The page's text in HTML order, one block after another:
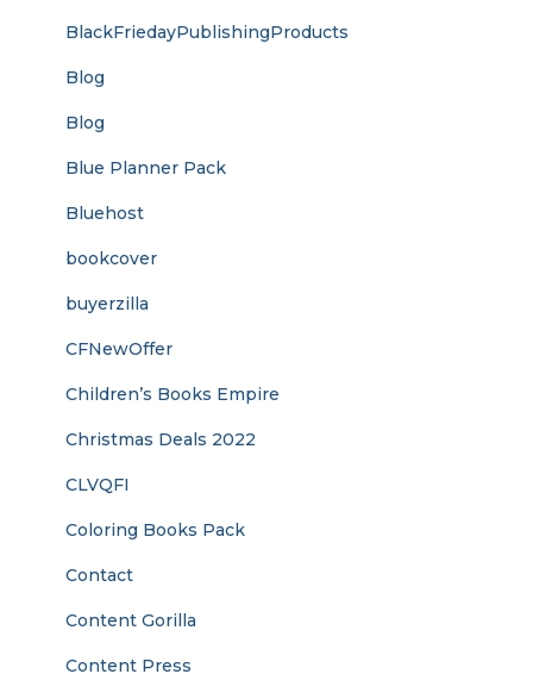
BlackFriedayPublishingProducts
Blog
Blog
Blue Planner Pack
Bluehost
bookcover
buyerzilla
CFNewOffer
Children’s Books Empire
Christmas Deals 2022
CLVQFI
Coloring Books Pack
Contact
Content Gorilla
Content Press